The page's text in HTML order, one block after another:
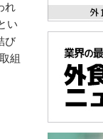
れ
い
び
組